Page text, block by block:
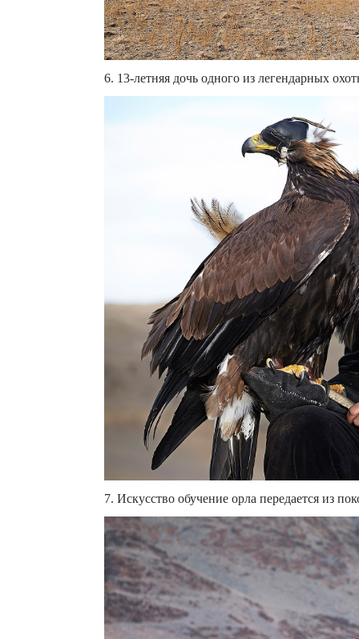
6. 13-летняя дочь одного из легендарных
7. Искусство обучение орла передается из